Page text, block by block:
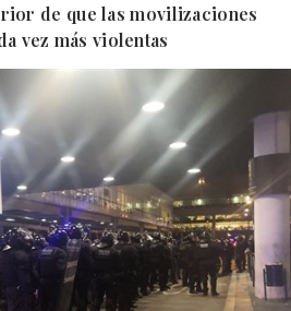
de que las movilizaciones
vez más violentas